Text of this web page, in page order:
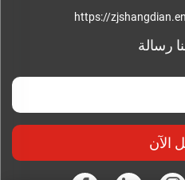
https://
رسالة
الآن